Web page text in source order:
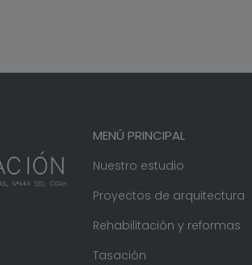
MENÚ PRINCIPAL
Nuestro estudio
Proyectos de arquitectura
Rehabilitación y reformas
Tasación